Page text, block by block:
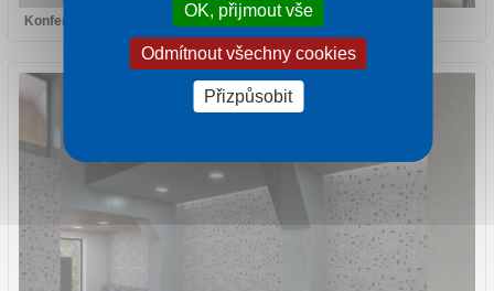
Konferenční salonek
OK, přijmout vše
Odmítnout všechny cookies
Přizpůsobit